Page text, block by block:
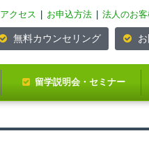
アクセス お申込方法 法人のお客
無料カウンセリング
留学説明会・セミナー